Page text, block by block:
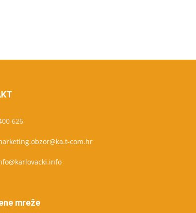
626
com.hr
mreže